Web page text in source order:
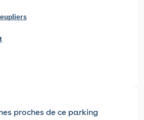
proches de ce parking